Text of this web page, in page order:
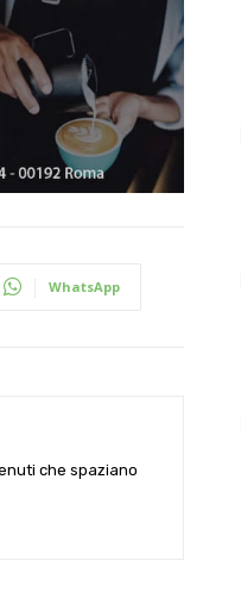
WhatsApp
che spaziano